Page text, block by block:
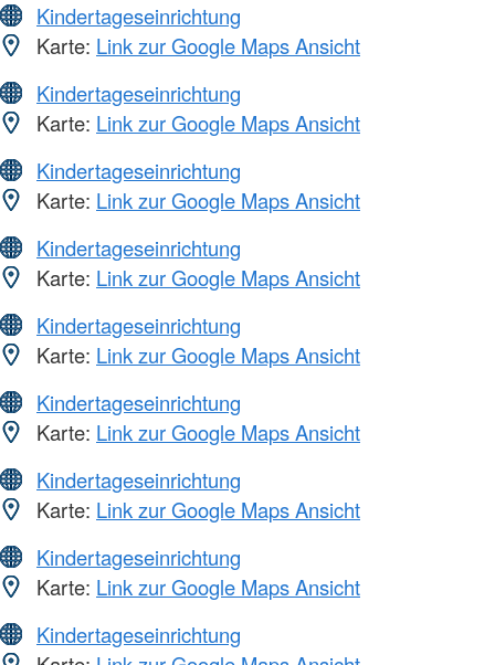
Kindertageseinrichtung
Karte: Link zur Google Maps Ansicht
Kindertageseinrichtung
Karte: Link zur Google Maps Ansicht
Kindertageseinrichtung
Karte: Link zur Google Maps Ansicht
Kindertageseinrichtung
Karte: Link zur Google Maps Ansicht
Kindertageseinrichtung
Karte: Link zur Google Maps Ansicht
Kindertageseinrichtung
Karte: Link zur Google Maps Ansicht
Kindertageseinrichtung
Karte: Link zur Google Maps Ansicht
Kindertageseinrichtung
Karte: Link zur Google Maps Ansicht
Kindertageseinrichtung